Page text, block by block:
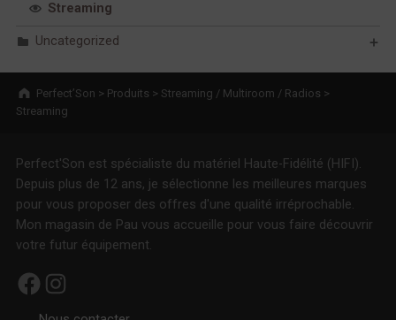
Streaming
Uncategorized
Breadcrumbs navigation
Perfect’Son > Produits > Streaming / Multiroom / Radios >
Streaming
Perfect'Son est spécialiste du matériel Haute-Fidélité (HIFI).
Depuis plus de 12 ans, je sélectionne les meilleures marques
pour vous proposer des offres d'une qualité irréprochable.
Mon magasin de Pau vous accueille pour vous faire découvrir
votre futur équipement.
Facebook Instagram